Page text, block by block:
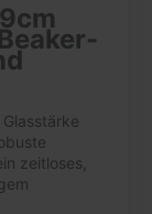
zeitloses,